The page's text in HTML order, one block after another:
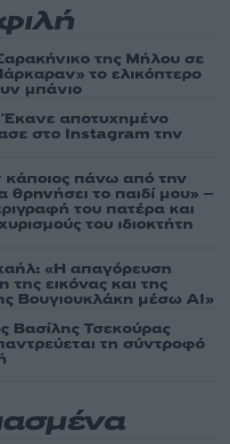
της Μήλου σε
το ελικόπτερο
μπάνιο
Έκανε αποτυχημένο
στο Instagram την
πάνω από την
θρηνήσει το παιδί μου» –
του πατέρα και
του ιδιοκτήτη
«Η απαγόρευση
εικόνας και της
Βουγιουκλάκη μέσω AI»
Βασίλης Τσεκούρας
τη σύντροφό